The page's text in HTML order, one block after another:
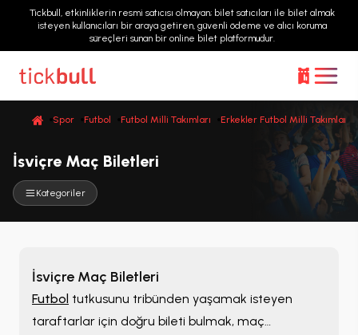
Tickbull, etkinliklerin resmi satıcısı olmayan; bilet satıcıları ile bilet almak
isteyen kullanıcıları bir araya getiren, güvenli ödeme ve alıcı koruma
süreçleri sunan bir online bilet platformudur.
Spor Futbol Futbol Milli Takımları Erkekler Futbol Milli Takımları
İsviçre Maç Biletleri
Kategoriler
İsviçre Maç Biletleri
Futbol tutkusunu tribünden yaşamak isteyen
taraftarlar için doğru bileti bulmak, maç